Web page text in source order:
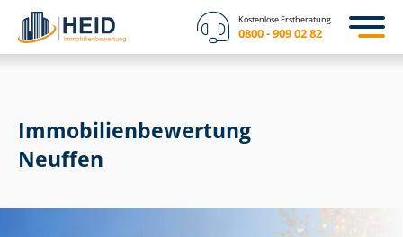
Kostenlose Erstberatung
0800 - 909 02 82
Immobilien­bewertung
Neuffen